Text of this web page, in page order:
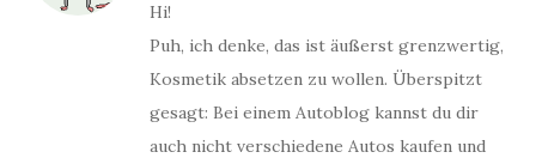
Hi!
Puh, ich denke, das ist äußerst grenzwertig,
Kosmetik absetzen zu wollen. Überspitzt
gesagt: Bei einem Autoblog kannst du dir
auch nicht verschiedene Autos kaufen und